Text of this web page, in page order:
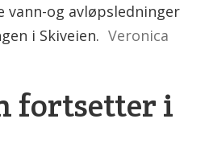
vann-og avløpsledninger
i Skiveien. Veronica
fortsetter i